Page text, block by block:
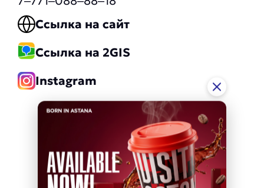
Ссылка на сайт
Ссылка на 2GIS
Instagram